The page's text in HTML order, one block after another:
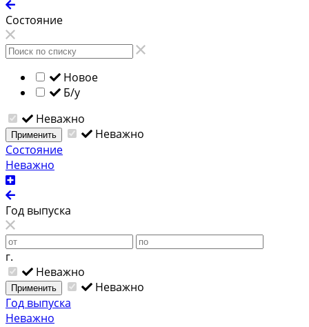
Состояние
Новое
Б/у
Неважно
Применить
Неважно
Состояние
Неважно
Год выпуска
г.
Неважно
Применить
Неважно
Год выпуска
Неважно